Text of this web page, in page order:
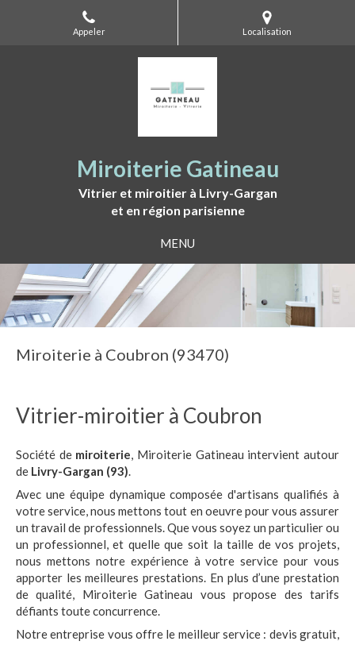
Appeler Localisation
Miroiterie Gatineau
Vitrier et miroitier à Livry-Gargan
et en région parisienne
MENU
Miroiterie à Coubron (93470)
Vitrier-miroitier à Coubron
Société de miroiterie, Miroiterie Gatineau intervient autour
de Livry-Gargan (93).
Avec une équipe dynamique composée d'artisans qualifiés à
votre service, nous mettons tout en oeuvre pour vous assurer
un travail de professionnels. Que vous soyez un particulier ou
un professionnel, et quelle que soit la taille de vos projets,
nous mettons notre expérience à votre service pour vous
apporter les meilleures prestations. En plus d’une prestation
de qualité, Miroiterie Gatineau vous propose des tarifs
défiants toute concurrence.
Notre entreprise vous offre le meilleur service : devis gratuit,